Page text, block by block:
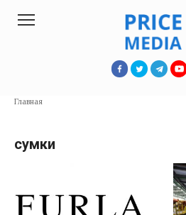
Главная
сумки